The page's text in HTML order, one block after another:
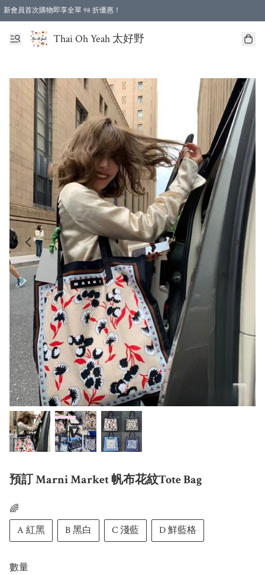
新會員首次購物即享全單 98 折優惠！
特選會員可享全單低至 96 折優惠！
Thai Oh Yeah 太好野
預訂 Marni Market 帆布花紋Tote Bag
🌈
A 紅黑
B 黑白 C 淺藍 D 鮮藍格
數量